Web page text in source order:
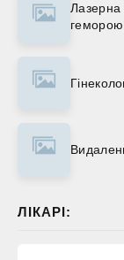
Лазерна
геморою
ЛІКАРІ: